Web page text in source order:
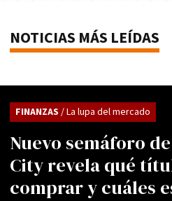
NOTICIAS MÁS LEÍDAS
Nuevo semáforo
City revela qué
comprar y cuáles
FINANZAS / La lupa del mercado